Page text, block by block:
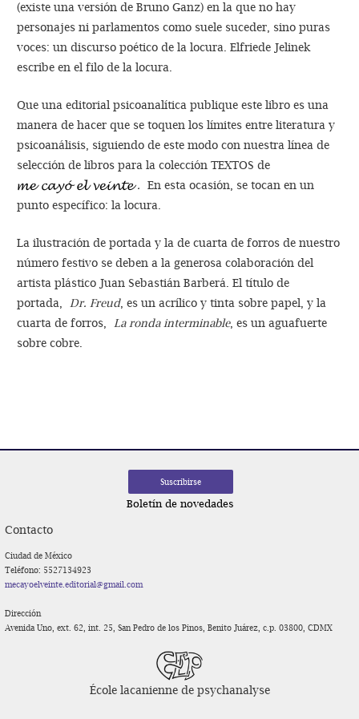
(existe una versión de Bruno Ganz) en la que no hay
personajes ni parlamentos como suele suceder, sino puras
voces: un discurso poético de la locura. Elfriede Jelinek
escribe en el filo de la locura.
Que una editorial psicoanalítica publique este libro es una
manera de hacer que se toquen los límites entre literatura y
psicoanálisis, siguiendo de este modo con nuestra línea de
selección de libros para la colección TEXTOS de
. En esta ocasión, se tocan en un
punto específico: la locura.
La ilustración de portada y la de cuarta de forros de nuestro
número festivo se deben a la generosa colaboración del
artista plástico Juan Sebastián Barberá. El título de
portada, Dr. Freud, es un acrílico y tinta sobre papel, y la
cuarta de forros, La ronda interminable, es un aguafuerte
sobre cobre.
Navegación
entradasBoletín de novedades
Contacto
Ciudad de México
Teléfono: 5527134923
mecayoelveinte.editorial@gmail.com
Dirección
Avenida Uno, ext. 62, int. 25, San Pedro de los Pinos, Benito Juárez, c.p. 03800, CDMX
École lacanienne de psychanalyse